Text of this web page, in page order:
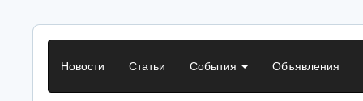
Новости Статьи События Объявления